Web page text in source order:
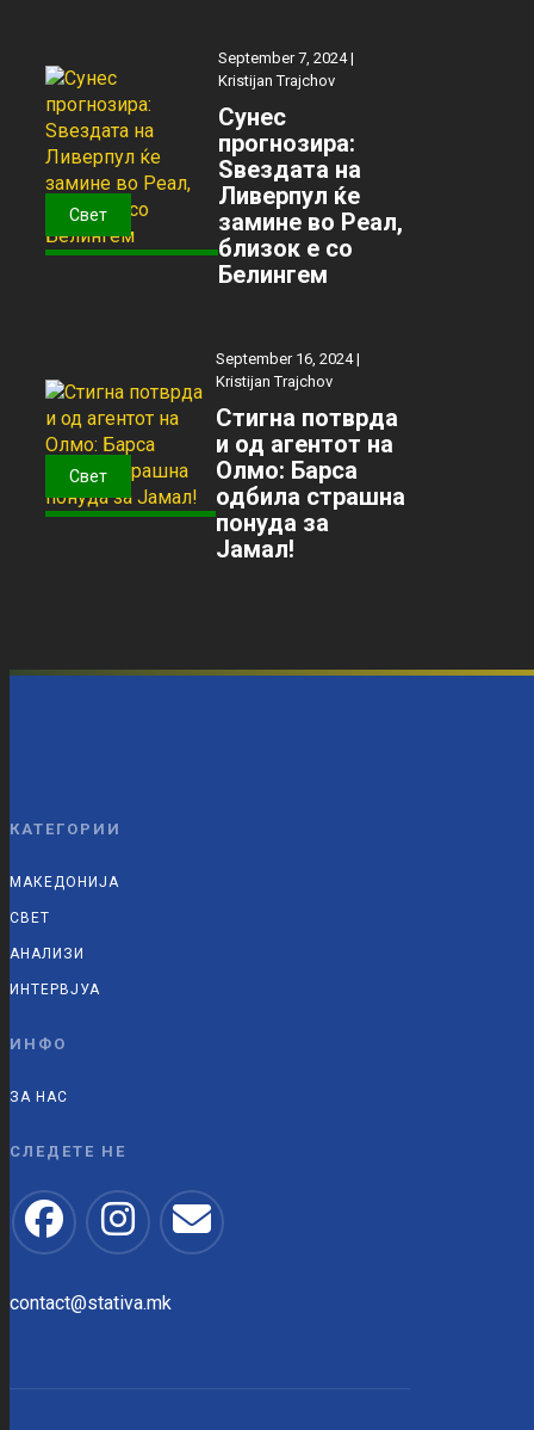
Свет
September 7, 2024 |
Kristijan Trajchov
Сунес
прогнозира:
Ѕвездата на
Ливерпул ќе
замине во Реал,
близок е со
Белингем
Свет
September 16, 2024 |
Kristijan Trajchov
Стигна потврда
и од агентот на
Олмо: Барса
одбила страшна
понуда за
Јамал!
КАТЕГОРИИ
МАКЕДОНИЈА
СВЕТ
АНАЛИЗИ
ИНТЕРВЈУА
ИНФО
ЗА НАС
СЛЕДЕТЕ НЕ
contact@stativa.mk